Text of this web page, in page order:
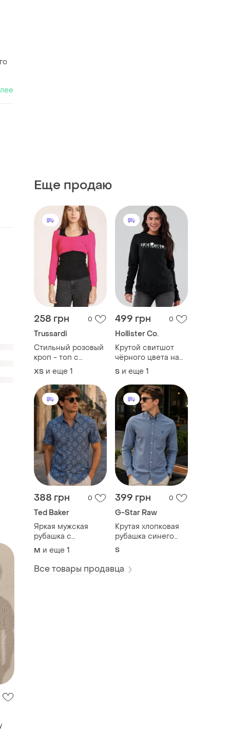
Еще продаю
258 грн 0
Trussardi
Стильный розовый
кроп - топ с
длинным рукавом /
бoлерo trussardi, 💯
оригинал
ХS и еще 1
499 грн 0
Hollister Co.
Крутой свитшот
чёрного цвета на
флисе с ярким
принтом на груди
hollister made in
vietnam
S и еще 1
388 грн 0
Ted Baker
Яркая мужская
рубашка с
короткими
рукавами в принт
пейсли ted baker
made in portugal
M и еще 1
399 грн 0
G-Star Raw
Крутая хлопковая
рубашка синего
цвета в клетку g -
made in bangladesh
S
Все товары продавца